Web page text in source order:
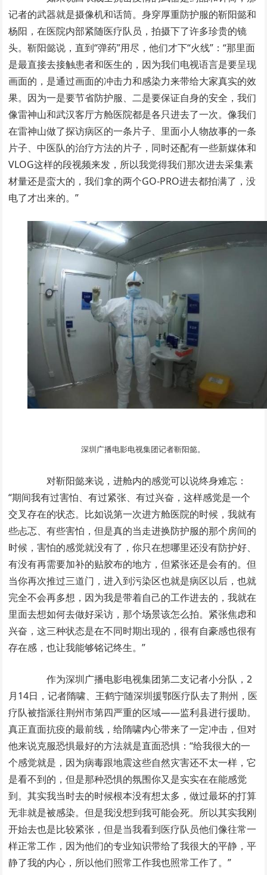
记者的武器就是摄像机和话筒。身穿厚重防护服的靳阳懿和
杨阳，在医院内部紧随医疗队员，拍摄下了许多珍贵的镜
头。靳阳懿说，直到“弹药”用尽，他们才下“火线”：“那里面
是最直接去接触患者和医生的，因为我们电视语言是要呈现
画面的，是通过画面的冲击力和感染力来带给大家真实的效
果。因为一是要节省防护服、二是要保证自身的安全，我们
像雷神山和武汉客厅方舱医院都是各只进去了一次。像我们
在雷神山做了探访病区的一条片子、里面小人物故事的一条
片子、中医队的治疗方法的片子，同时还配有一些新媒体和
VLOG这样的段视频来发，所以我觉得我们那次进去采集素
材量还是蛮大的，我们拿的两个GO-PRO进去都拍满了，没
电了才出来的。”
深圳广播电影电视集团记者靳阳懿。
对靳阳懿来说，进舱内的感觉可以说终身难忘：
“期间我有过害怕、有过紧张、有过兴奋，这样感觉是一个
交叉存在的状态。比如说第一次进方舱医院的时候，我就有
些忐忑、有些害怕，但是真的当走进换防护服的那个房间的
时候，害怕的感觉就没有了，你只在想哪里还没有防护好、
有没有再需要加补的贴胶布的地方，但紧张还是会有的。但
当你再次推过三道门，进入到污染区也就是病区以后，也就
完全不会再多想，因为我是带着自己的工作进去的，我就在
里面去想如何去做好采访，那个场景该怎么拍。紧张焦虑和
兴奋，这三种状态是在不同时期出现的，很有自豪感也很有
存在感，也让我能够铭记终生。”
作为深圳广播电影电视集团第二支记者小分队，2
月14日，记者隋啸、王鹤宁随深圳援鄂医疗队去了荆州，医
疗队被指派往荆州市第四严重的区域——监利县进行援助。
真正直面抗疫的最前线，给隋啸内心带来了一定冲击，但对
他来说克服恐惧最好的方法就是直面恐惧：“给我很大的一
个感觉就是，因为病毒跟地震这些自然灾害还不太一样，它
是看不到的，但是那种恐惧的氛围你又是实实在在能感觉
到。其实我当时去的时候根本没有想太多，做过最坏的打算
无非就是被感染。但是我没想到我可能会死。所以其实我刚
开始去也是比较紧张，但是当我看到医疗队员他们像往常一
样正常工作，因为他们的专业知识带给了我很大的平静，平
静了我的内心，所以他们照常工作我也照常工作了。”